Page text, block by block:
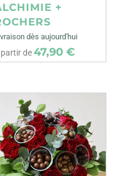
+
dès aujourd'hui
partir de47,90 €